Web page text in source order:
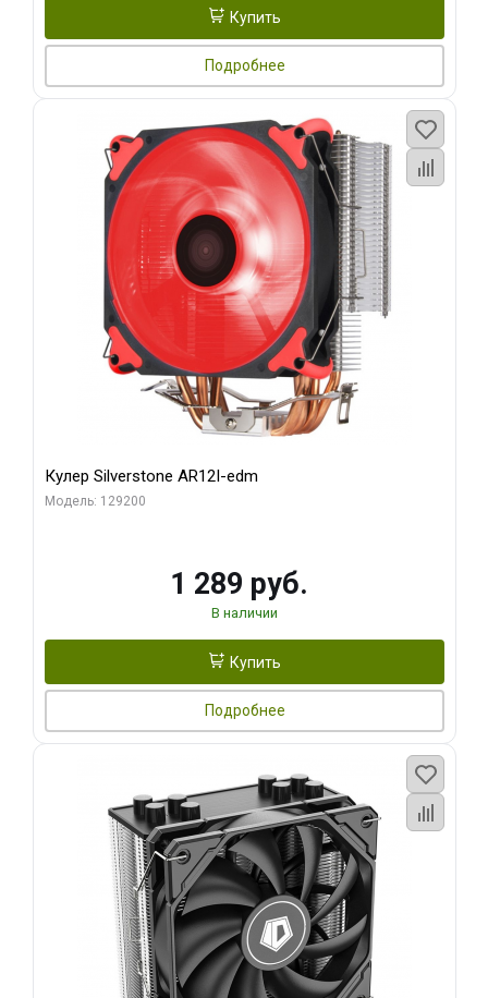
Купить
Подробнее
Кулер Silverstone AR12I-edm
Модель: 129200
1 289 руб.
В наличии
Купить
Подробнее